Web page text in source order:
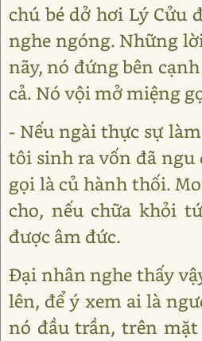
chú bé dở hơi Lý Cửu
nghe ngóng. Những
nãy, nó đứng bên
cả. Nó vội mở miệng
- Nếu ngài thực sự
tôi sinh ra vốn đã ngu
gọi là củ hành thối.
cho, nếu chữa khỏi
được âm đức.
Đại nhân nghe thấy
lên, để ý xem ai là
nó đầu trần, trên